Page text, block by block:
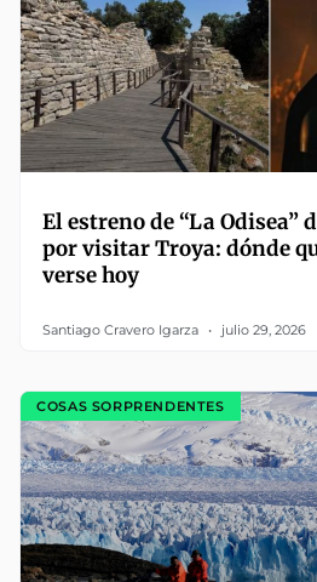
El estreno de “La Odisea”
por visitar Troya: dónde
verse hoy
Santiago Cravero Igarza julio 29, 2026
COSAS SORPRENDENTES